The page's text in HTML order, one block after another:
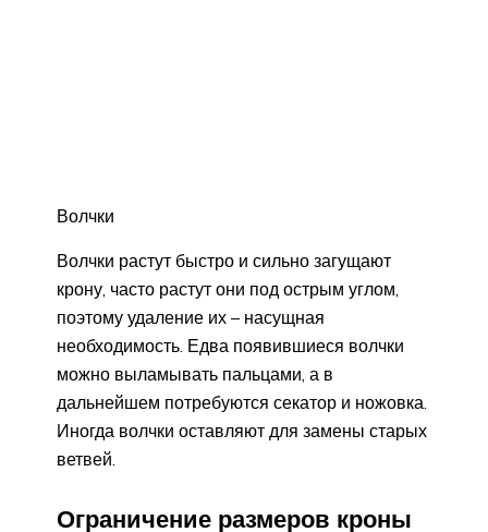
Волчки
Волчки растут быстро и сильно загущают
крону, часто растут они под острым углом,
поэтому удаление их – насущная
необходимость. Едва появившиеся волчки
можно выламывать пальцами, а в
дальнейшем потребуются секатор и ножовка.
Иногда волчки оставляют для замены старых
ветвей.
Ограничение размеров кроны